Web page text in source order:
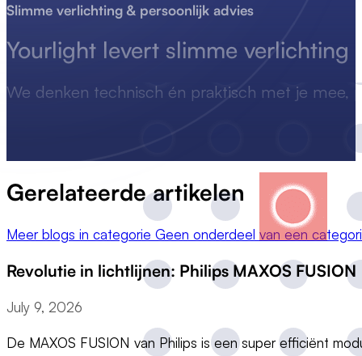
Slimme verlichting & persoonlijk advies
Yourlight levert slimme verlichting
We denken technisch én praktisch met je mee,
Gerelateerde artikelen
Meer blogs in categorie Geen onderdeel van een
Revolutie in lichtlijnen: Philips MAXOS FUSION
July 9, 2026
De MAXOS FUSION van Philips is een super efficiënt